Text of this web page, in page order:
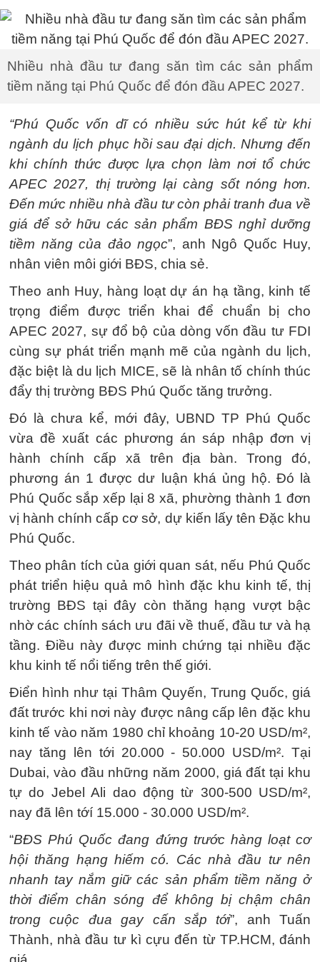
Nhiều nhà đầu tư đang săn tìm các sản phẩm
tiềm năng tại Phú Quốc để đón đầu APEC 2027.
“Phú Quốc vốn dĩ có nhiều sức hút kể từ khi
ngành du lịch phục hồi sau đại dịch. Nhưng đến
khi chính thức được lựa chọn làm nơi tổ chức
APEC 2027, thị trường lại càng sốt nóng hơn.
Đến mức nhiều nhà đầu tư còn phải tranh đua về
giá để sở hữu các sản phẩm BĐS nghỉ dưỡng
tiềm năng của đảo ngọc”, anh Ngô Quốc Huy,
nhân viên môi giới BĐS, chia sẻ.
Theo anh Huy, hàng loạt dự án hạ tầng, kinh tế
trọng điểm được triển khai để chuẩn bị cho
APEC 2027, sự đổ bộ của dòng vốn đầu tư FDI
cùng sự phát triển mạnh mẽ của ngành du lịch,
đặc biệt là du lịch MICE, sẽ là nhân tố chính thúc
đẩy thị trường BĐS Phú Quốc tăng trưởng.
Đó là chưa kể, mới đây, UBND TP Phú Quốc
vừa đề xuất các phương án sáp nhập đơn vị
hành chính cấp xã trên địa bàn. Trong đó,
phương án 1 được dư luận khá ủng hộ. Đó là
Phú Quốc sắp xếp lại 8 xã, phường thành 1 đơn
vị hành chính cấp cơ sở, dự kiến lấy tên Đặc khu
Phú Quốc.
Theo phân tích của giới quan sát, nếu Phú Quốc
phát triển hiệu quả mô hình đặc khu kinh tế, thị
trường BĐS tại đây còn thăng hạng vượt bậc
nhờ các chính sách ưu đãi về thuế, đầu tư và hạ
tầng. Điều này được minh chứng tại nhiều đặc
khu kinh tế nổi tiếng trên thế giới.
Điển hình như tại Thâm Quyến, Trung Quốc, giá
đất trước khi nơi này được nâng cấp lên đặc khu
kinh tế vào năm 1980 chỉ khoảng 10-20 USD/m²,
nay tăng lên tới 20.000 - 50.000 USD/m². Tại
Dubai, vào đầu những năm 2000, giá đất tại khu
tự do Jebel Ali dao động từ 300-500 USD/m²,
nay đã lên tớí 15.000 - 30.000 USD/m².
“BĐS Phú Quốc đang đứng trước hàng loạt cơ
hội thăng hạng hiếm có. Các nhà đầu tư nên
nhanh tay nắm giữ các sản phẩm tiềm năng ở
thời điểm chân sóng để không bị chậm chân
trong cuộc đua gay cấn sắp tới”, anh Tuấn
Thành, nhà đầu tư kì cựu đến từ TP.HCM, đánh